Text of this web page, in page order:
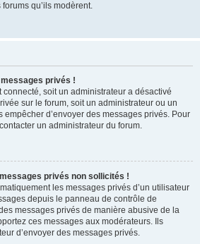
qu’ils modèrent.
privés !
connecté, soit un administrateur a désactivé
sur le forum, soit un administrateur ou un
d’envoyer des messages privés. Pour
un administrateur du forum.
privés non sollicités !
les messages privés d’un utilisateur
depuis le panneau de contrôle de
messages privés de manière abusive de la
ces messages aux modérateurs. Ils
d’envoyer des messages privés.